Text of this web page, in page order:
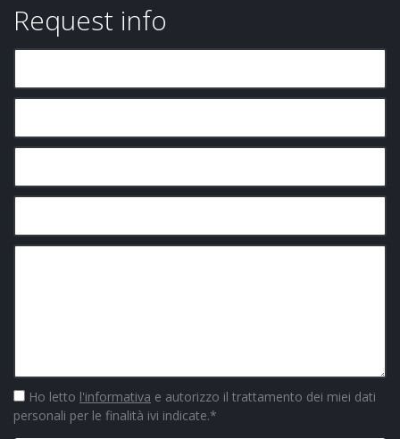
Request info
Ho letto l'informativa e autorizzo il trattamento dei miei dati
personali per le finalità ivi indicate.*